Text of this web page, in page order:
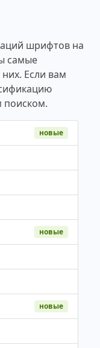
шрифтов на
самые
Если вам
поиском.
новые
новые
новые